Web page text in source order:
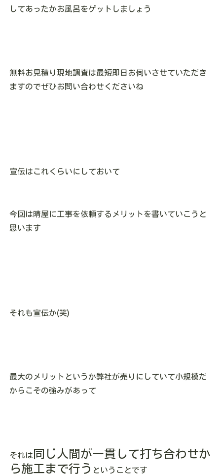
してあったかお風呂をゲットしましょう
無料お見積り現地調査は最短即日お伺いさせていただき
ますのでぜひお問い合わせくださいね
宣伝はこれくらいにしておいて
今回は晴屋に工事を依頼するメリットを書いていこうと
思います
それも宣伝か(笑)
最大のメリットというか弊社が売りにしていて小規模だ
からこその強みがあって
それは 同じ人間が一貫して打ち合わせか
ら施工まで行う ということです